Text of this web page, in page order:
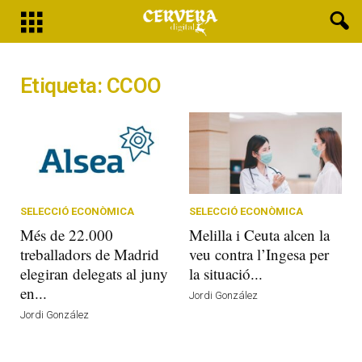
Etiqueta: CCOO
SELECCIÓ ECONÒMICA
Més de 22.000
treballadors de Madrid
elegiran delegats al juny
en...
Jordi González
SELECCIÓ ECONÒMICA
Melilla i Ceuta alcen la
veu contra l’Ingesa per
la situació...
Jordi González